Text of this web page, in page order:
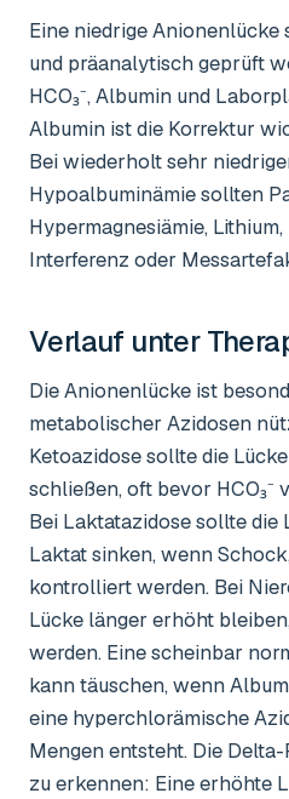
Eine niedrige
und präanalytisch geprüft
HCO₃⁻, Albumin und
Albumin ist die Korrektur
Bei wiederholt sehr
Hypoalbuminämie sollten
Hypermagnesiämie,
Interferenz oder
Verlauf unter
Die Anionenlücke ist
metabolischer Azidosen
Ketoazidose sollte die
schließen, oft bevor HCO₃⁻
Bei Laktatazidose sollte die
Laktat sinken, wenn
kontrolliert werden. Bei
Lücke länger erhöht
werden. Eine scheinbar
kann täuschen, wenn
eine hyperchlorämische
Mengen entsteht. Die
zu erkennen: Eine erhöhte